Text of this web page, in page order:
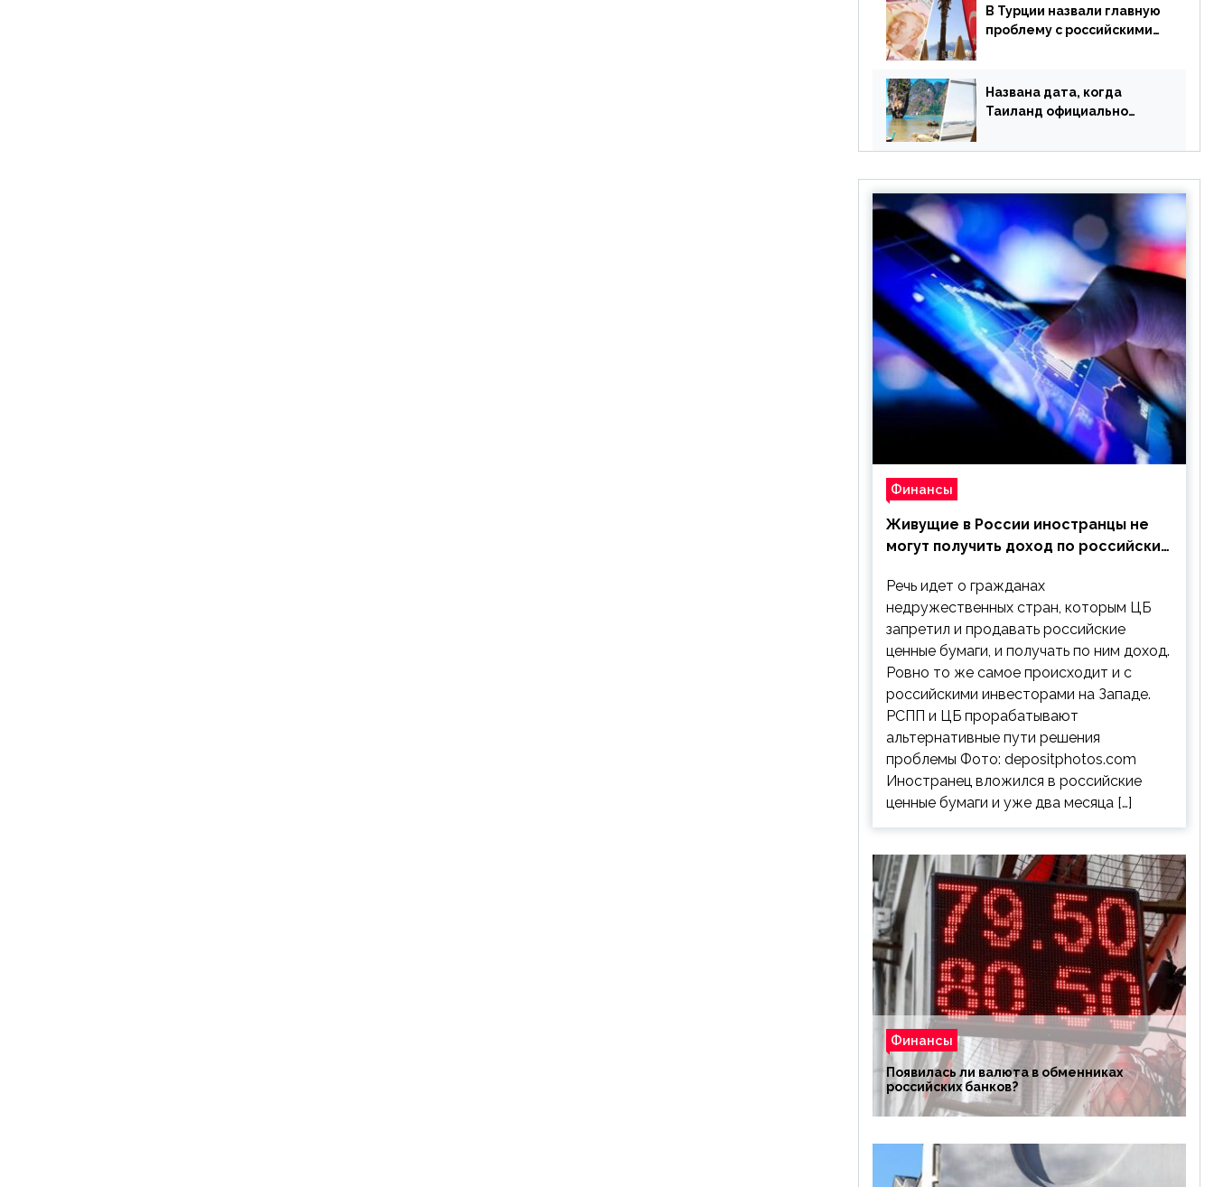
В Турции назвали главную
проблему с российскими
Названа дата, когда
Таиланд официально
ограничения
Финансы
Живущие в России иностранцы не
могут получить доход по российским
Речь идет о гражданах
недружественных стран, которым ЦБ
запретил и продавать российские
ценные бумаги, и получать по ним доход.
Ровно то же самое происходит и с
российскими инвесторами на Западе.
РСПП и ЦБ прорабатывают
альтернативные пути решения
проблемы Фото: depositphotos.com
Иностранец вложился в российские
ценные бумаги и уже два месяца […]
Финансы
Появилась ли валюта в обменниках
российских банков?